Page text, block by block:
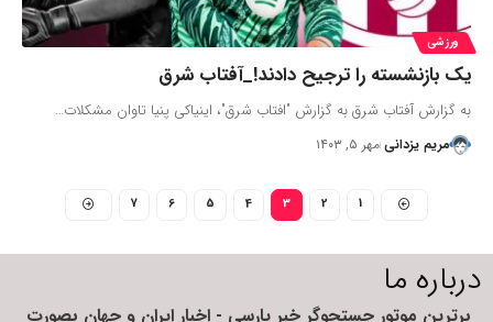
ورزشی
یک بازنشسته را ترجیح دادند!_آفتاب شرق
به گزارش آفتاب شرق به گزارش "افتاب شرق"، اینیاکی پنیا تاوان مشکلات…
مریم یزدانی مهر ۵, ۱۴۰۳
1
2
3
4
5
6
7
درباره ما
برترین موتور جستجوگر خبر پارسی - اخبار ایران و جهان بصورت